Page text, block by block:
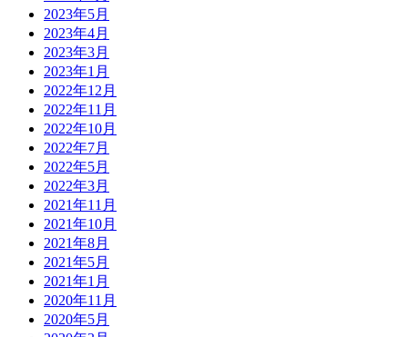
2023年5月
2023年4月
2023年3月
2023年1月
2022年12月
2022年11月
2022年10月
2022年7月
2022年5月
2022年3月
2021年11月
2021年10月
2021年8月
2021年5月
2021年1月
2020年11月
2020年5月